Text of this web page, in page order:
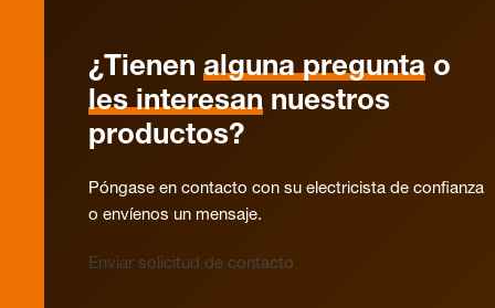
¿Tienen alguna pregunta o
les interesan nuestros
productos?
Póngase en contacto con su electricista de confianza
o envíenos un mensaje.
Enviar solicitud de contacto